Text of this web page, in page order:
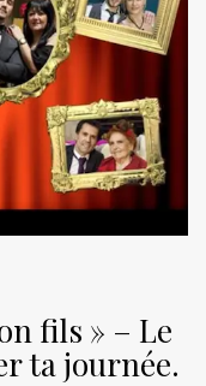
fils » – Le
ta journée.